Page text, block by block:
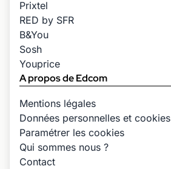
Prixtel
RED by SFR
B&You
Sosh
Youprice
A propos de Edcom
Mentions légales
Données personnelles et cookies
Paramétrer les cookies
Qui sommes nous ?
Contact